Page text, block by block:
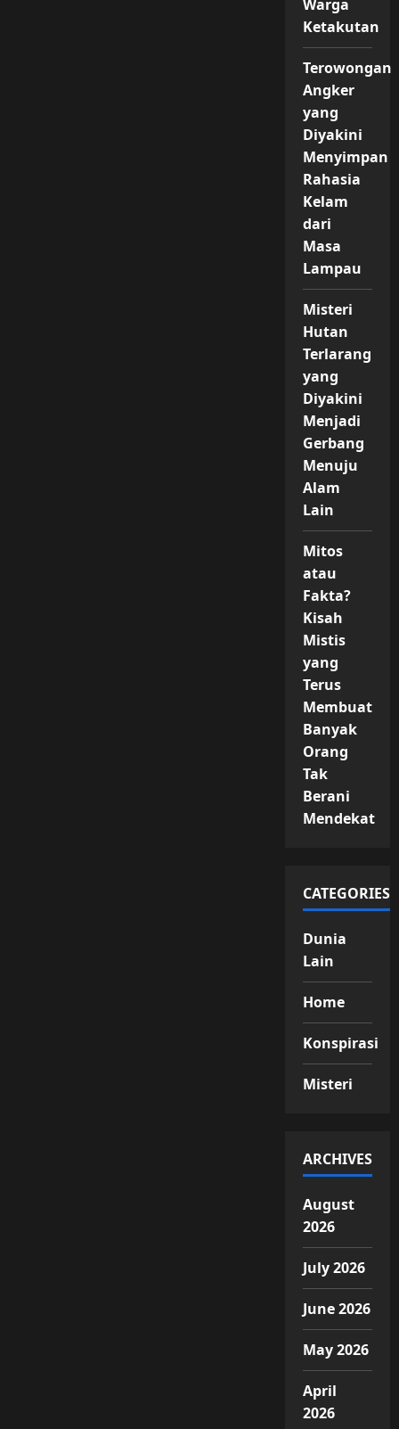
Warga
Ketakutan
Terowongan
Angker
yang
Diyakini
Menyimpan
Rahasia
Kelam
dari
Masa
Lampau
Misteri
Hutan
Terlarang
yang
Diyakini
Menjadi
Gerbang
Menuju
Alam
Lain
Mitos
atau
Fakta?
Kisah
Mistis
yang
Terus
Membuat
Banyak
Orang
Tak
Berani
Mendekat
CATEGORIES
Dunia
Lain
Home
Konspirasi
Misteri
ARCHIVES
August
2026
July 2026
June 2026
May 2026
April
2026